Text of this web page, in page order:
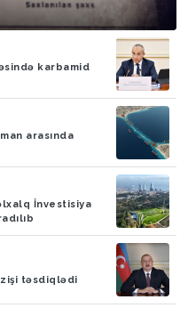
karbamid
arasında
İnvestisiya
təsdiqlədi